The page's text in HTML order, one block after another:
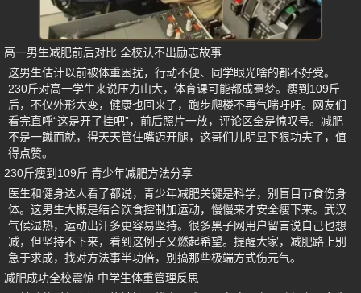
高一男生减肥前后对比 全校认不出励志故事
这男生估计以前被体重困扰，行动不便、同学眼光啥的都不好受。
230斤对高一学生来说压力山大，体育课可能都成噩梦。瘦到109斤
后，不仅外形大变，健康也回来了，跑步爬楼不再气喘吁吁。网友们
看完直呼“这是开了挂吧”，前后照片一放，评论区全是惊叹号。减肥
不是一蹴而就，得天天管住嘴迈开腿，这哥们儿明显下狠功夫了，值
得点赞。
230斤瘦到109斤 青少年减肥方法分享
医生和健身达人看了都说，青少年减肥关键是科学，别盲目节食伤身
体。这男生大概是结合饮食控制加运动，慢慢来才安全瘦下来。武汉
气候湿热，运动出汗多更容易坚持。很多黑子网用户留言说自己也想
减，但坚持不下来，看到这例子又燃起希望。提醒大家，减肥路上别
急于求成，找对方法事半功倍，别搞那些极端方式伤元气。
减肥成功全校震惊 中学生体重管理反思